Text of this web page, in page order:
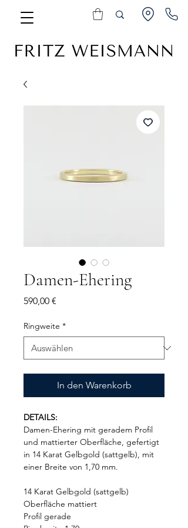
Damen-Ehering
590,00 €
Ringweite *
In den Warenkorb
DETAILS:
Damen-Ehering mit geradem Profil
und mattierter Oberfläche, gefertigt
in 14 Karat Gelbgold (sattgelb), mit
einer Breite von 1,70 mm.
14 Karat Gelbgold (sattgelb)
Oberfläche mattiert
Profil gerade